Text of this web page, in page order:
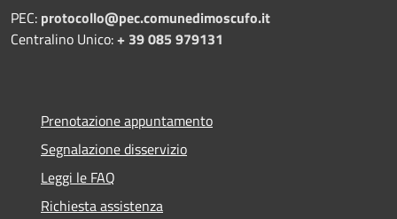
PEC: protocollo@pec.comunedimoscufo.it
Centralino Unico:+ 39 085 979131
Prenotazione appuntamento
Segnalazione disservizio
Leggi le FAQ
Richiesta assistenza